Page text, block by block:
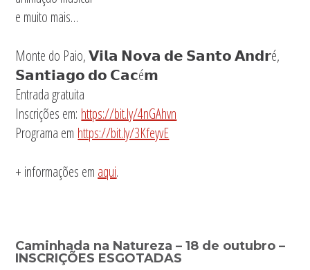
e muito mais…
Monte do Paio, 𝗩𝗶𝗹𝗮 𝗡𝗼𝘃𝗮 𝗱𝗲 𝗦𝗮𝗻𝘁𝗼 𝗔𝗻𝗱𝗿é,
𝗦𝗮𝗻𝘁𝗶𝗮𝗴𝗼 𝗱𝗼 𝗖𝗮𝗰é𝗺
Entrada gratuita
Inscrições em: https://bit.ly/4nGAhvn
Programa em https://bit.ly/3KfeyvE
+ informações em aqui.
Caminhada na Natureza – 18 de outubro –
INSCRIÇÕES ESGOTADAS